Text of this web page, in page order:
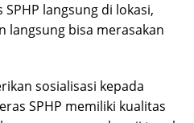
langsung di lokasi,
langsung bisa merasakan
sosialisasi kepada
SPHP memiliki kualitas